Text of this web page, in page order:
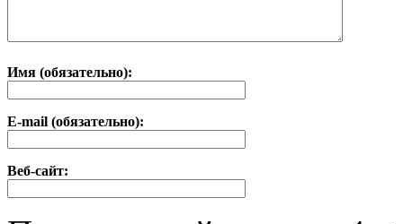
Имя (обязательно):
E-mail (обязательно):
Веб-сайт: